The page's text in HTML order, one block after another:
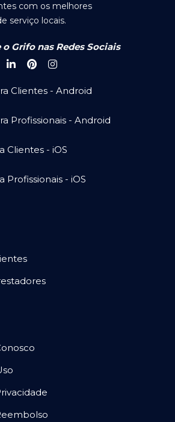
com os melhores
serviço locais.
Grifo nas Redes Sociais
Clientes - Android
Profissionais - Android
Clientes - iOS
Profissionais - iOS